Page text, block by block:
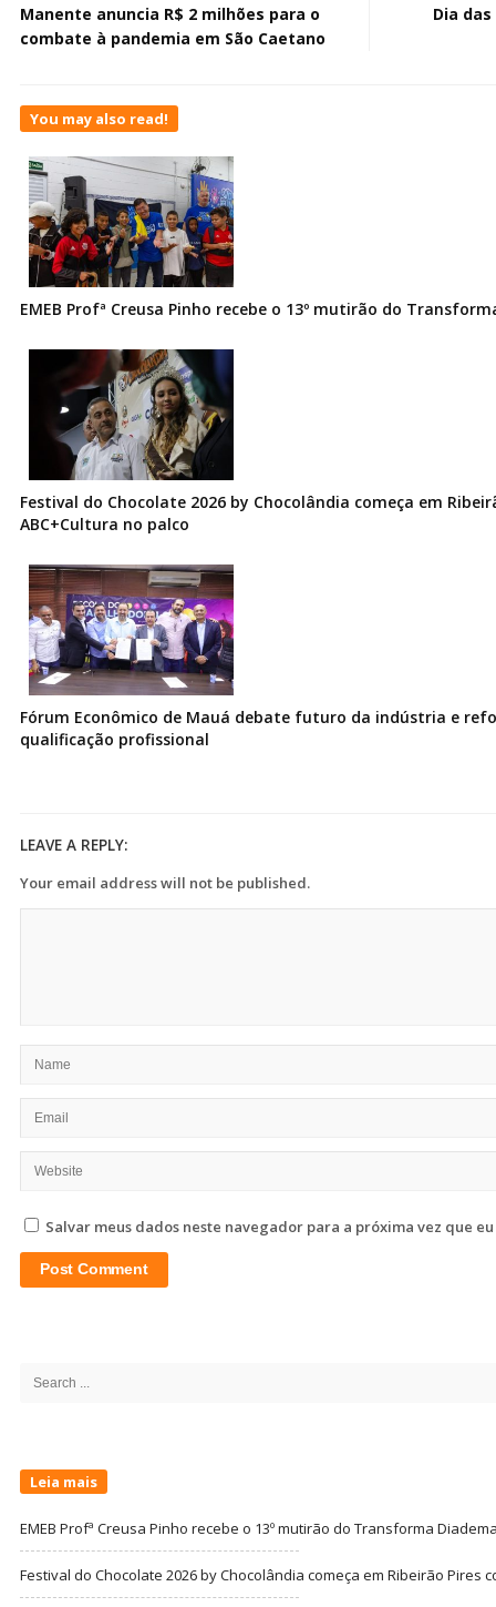
Manente anuncia R$ 2 milhões para o
combate à pandemia em São Caetano
Dia
You may also read!
EMEB Profª Creusa Pinho recebe o 13º mutirão do
Festival do Chocolate 2026 by Chocolândia começa em
ABC+Cultura no palco
Fórum Econômico de Mauá debate futuro da indústria e
qualificação profissional
LEAVE A REPLY:
Your email address will not be published.
Salvar meus dados neste navegador para a próxima vez que
Search
Leia mais
EMEB Profª Creusa Pinho recebe o 13º mutirão do Transforma
Festival do Chocolate 2026 by Chocolândia começa em Ribeirão Pires